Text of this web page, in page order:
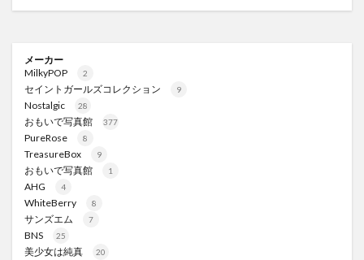
メーカー
MilkyPOP
2
セイントガールズコレクション 9
Nostalgic 28
おもいで写真館 377
PureRose 8
TreasureBox 9
おもいで写真館 1
AHG 4
WhiteBerry 8
サンズエム 7
BNS 25
美少女は純真 20